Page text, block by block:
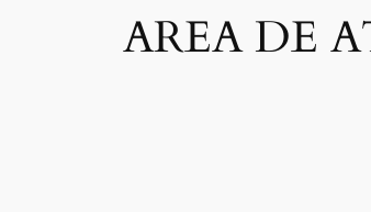
AREA DE